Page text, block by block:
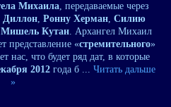
Михаила, передаваемые через
Диллон, Ронну Херман, Силию
Мишель Кутан. Архангел Михаил
представление «стремительного»
нас, что будет ряд дат, в которые
2012 года б ... Читать дальше
»